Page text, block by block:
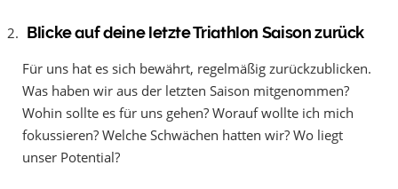
Blicke auf deine letzte Triathlon Saison zurück
Für uns hat es sich bewährt, regelmäßig zurückzublicken.
Was haben wir aus der letzten Saison mitgenommen?
Wohin sollte es für uns gehen? Worauf wollte ich mich
fokussieren? Welche Schwächen hatten wir? Wo liegt
unser Potential?